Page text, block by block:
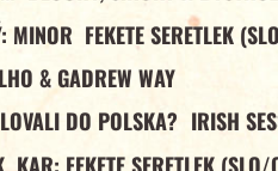
MINOR FEKETE SERETLEK
& GADREW WAY
DO POLSKA? IRISH
KAR: FEKETE SERETLEK (SLO/